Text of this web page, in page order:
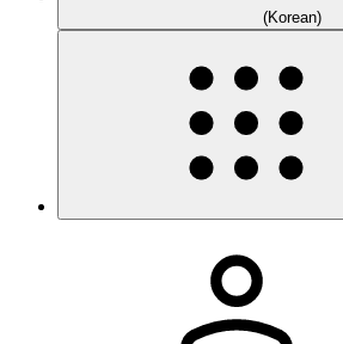
(Korean)